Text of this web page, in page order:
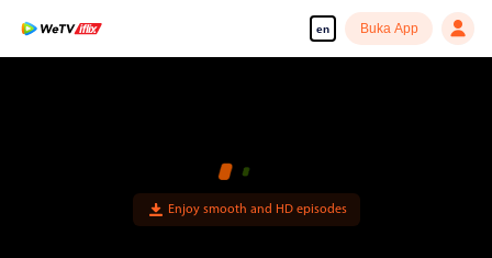
en Buka App
Enjoy smooth and HD episodes